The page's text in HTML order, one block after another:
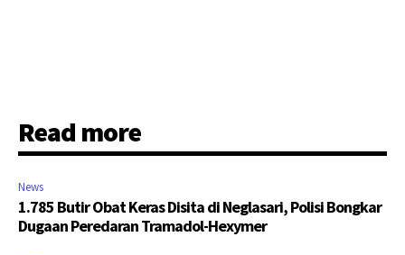
Read more
News
1.785 Butir Obat Keras Disita di Neglasari, Polisi Bongkar
Dugaan Peredaran Tramadol-Hexymer